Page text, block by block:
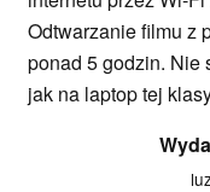
Odtwarzanie filmu z
ponad 5 godzin. Nie
jak na laptop tej
luz